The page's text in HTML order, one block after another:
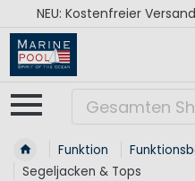
RÉGATES
Funktion
Segeljacken & Tops